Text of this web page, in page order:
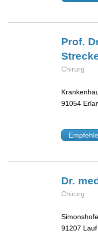
Prof.
Chirurg
91054
Dr.
Chirurg
91207 Lauf